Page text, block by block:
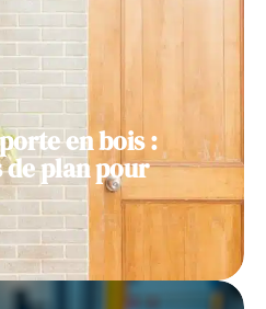
en bois :
de plan pour